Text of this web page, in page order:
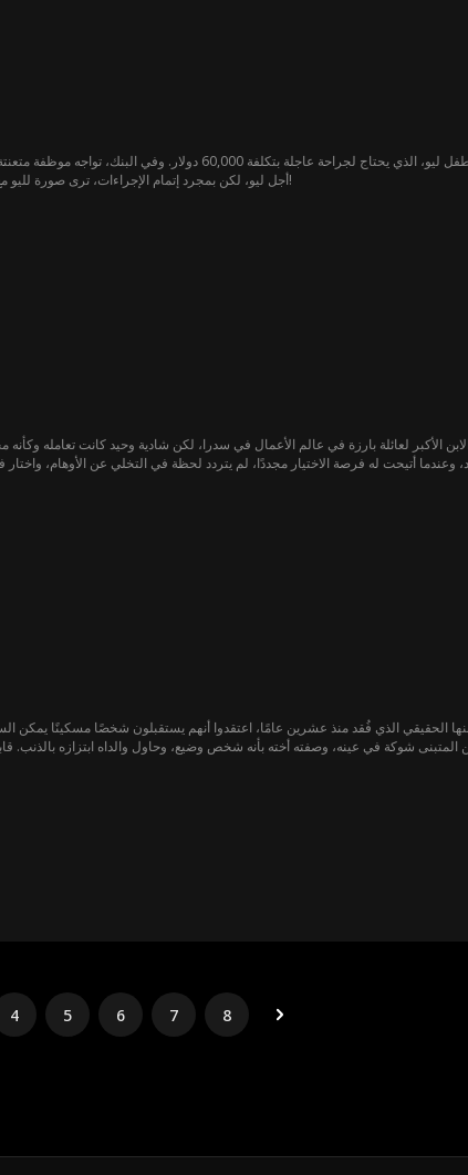
تسابق ناتالي كولينز الزمن لإنقاذ الطفل ليو، الذي يحتاج
أجل ليو، لكن بمجرد إتمام الإجراءات، ترى صورة لليو مع والدته... لتُصدم بأنها فيونا نفسها، الموظفة التي كادت تمنع جراحة ابنها!
الأكبر لعائلة بارزة في عالم الأعمال في سدرا، لكن شادية وحيد كانت تعامله
وعندما أتيحت له فرصة الاختيار مجددًا، لم يتردد لحظة في التخلي عن الأوهام،
الحقيقي الذي فُقد منذ عشرين عامًا، اعتقدوا أنهم يستقبلون شخصًا مسكينًا يمكن
المتبنى شوكة في عينه، وصفته أخته بأنه شخص وضيع، وحاول والداه ابتزازه
4 5 6 7 8